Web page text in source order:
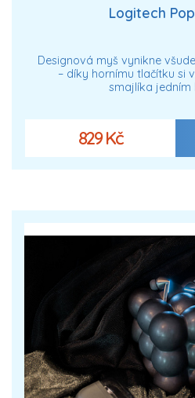
Logitech
Designová myš vynikne
– díky hornímu tlačítku si
smajlíka jedním
829 Kč